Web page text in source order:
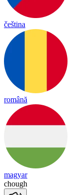
čeština
română
magyar
chough